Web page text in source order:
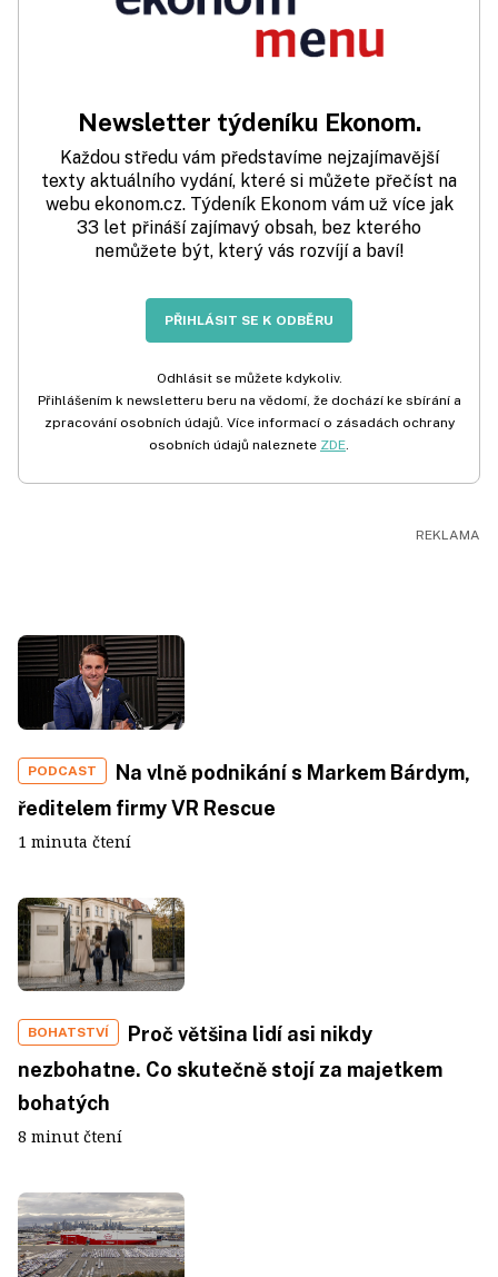
Newsletter týdeníku Ekonom.
Každou středu vám představíme nejzajímavější
texty aktuálního vydání, které si můžete přečíst na
webu ekonom.cz. Týdeník Ekonom vám už více jak
33 let přináší zajímavý obsah, bez kterého
nemůžete být, který vás rozvíjí a baví!
PŘIHLÁSIT SE K ODBĚRU
Odhlásit se můžete kdykoliv.
Přihlášením k newsletteru beru na vědomí, že dochází ke sbírání a
zpracování osobních údajů. Více informací o zásadách ochrany
osobních údajů naleznete ZDE.
PODCAST
Na vlně podnikání s Markem Bárdym,
ředitelem firmy VR Rescue
1 minuta čtení
BOHATSTVÍ
Proč většina lidí asi nikdy
nezbohatne. Co skutečně stojí za majetkem
bohatých
8 minut čtení